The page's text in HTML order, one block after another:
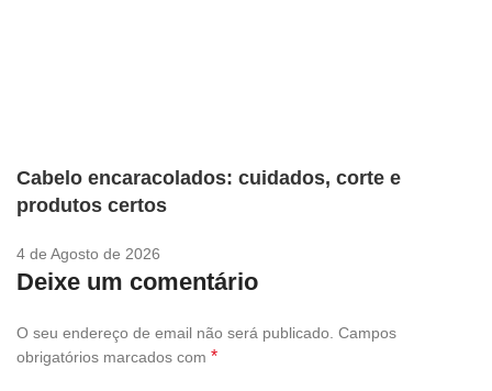
Cabelo encaracolados: cuidados, corte e
produtos certos
4 de Agosto de 2026
Deixe um comentário
O seu endereço de email não será publicado. Campos
obrigatórios marcados com *